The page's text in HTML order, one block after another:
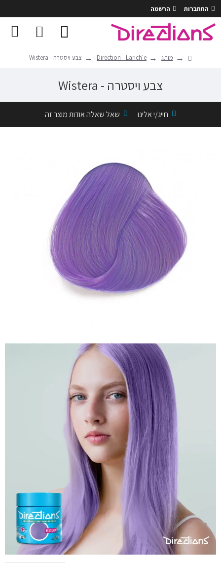
התחברות הרשמה
מותג Direction - Larich'e צבע ויסטרה - Wistera
צבע ויסטרה - Wistera
חייג/י אלינו שאל שאלה אודות מוצר זה